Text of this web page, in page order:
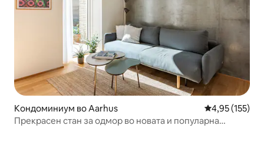
Кондоминиум во Aarhus Просечна
4,95 (155)
Прекрасен стан за одмор во новата и популарна